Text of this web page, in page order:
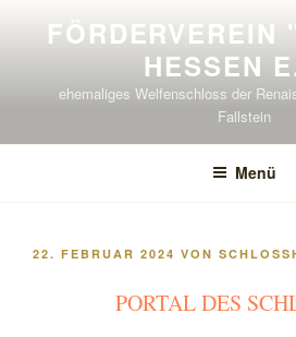
FÖRDERVEREIN
ESSEN
ehemaliges Welfenschloss der
Fallstein
Menü
VERÖFFENTLICHT
22. FEBRUAR 2024 VON
PORTAL DES